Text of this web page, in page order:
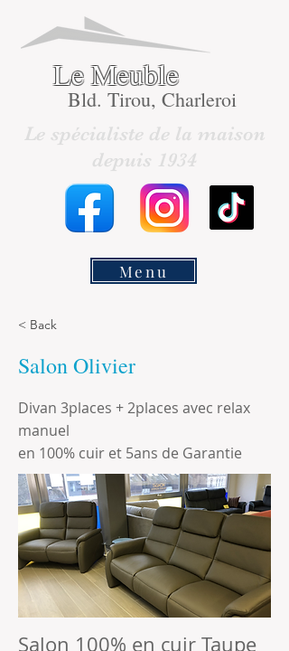
Le Meuble
Bld. Tirou, Charleroi
Le spécialiste de la maison
depuis 1934
Menu
< Back
Salon Olivier
Divan 3places + 2places avec relax
manuel
en 100% cuir et 5ans de Garantie
Salon 100% en cuir Taupe